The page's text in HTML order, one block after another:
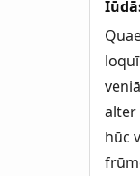
alter
hūc